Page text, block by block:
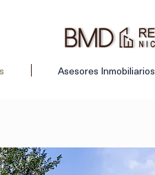
Asesores Inmobiliarios